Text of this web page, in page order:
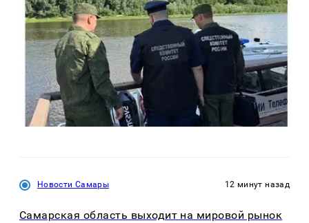
Новости Самары 12 минут назад
Самарская область выходит на мировой рынок